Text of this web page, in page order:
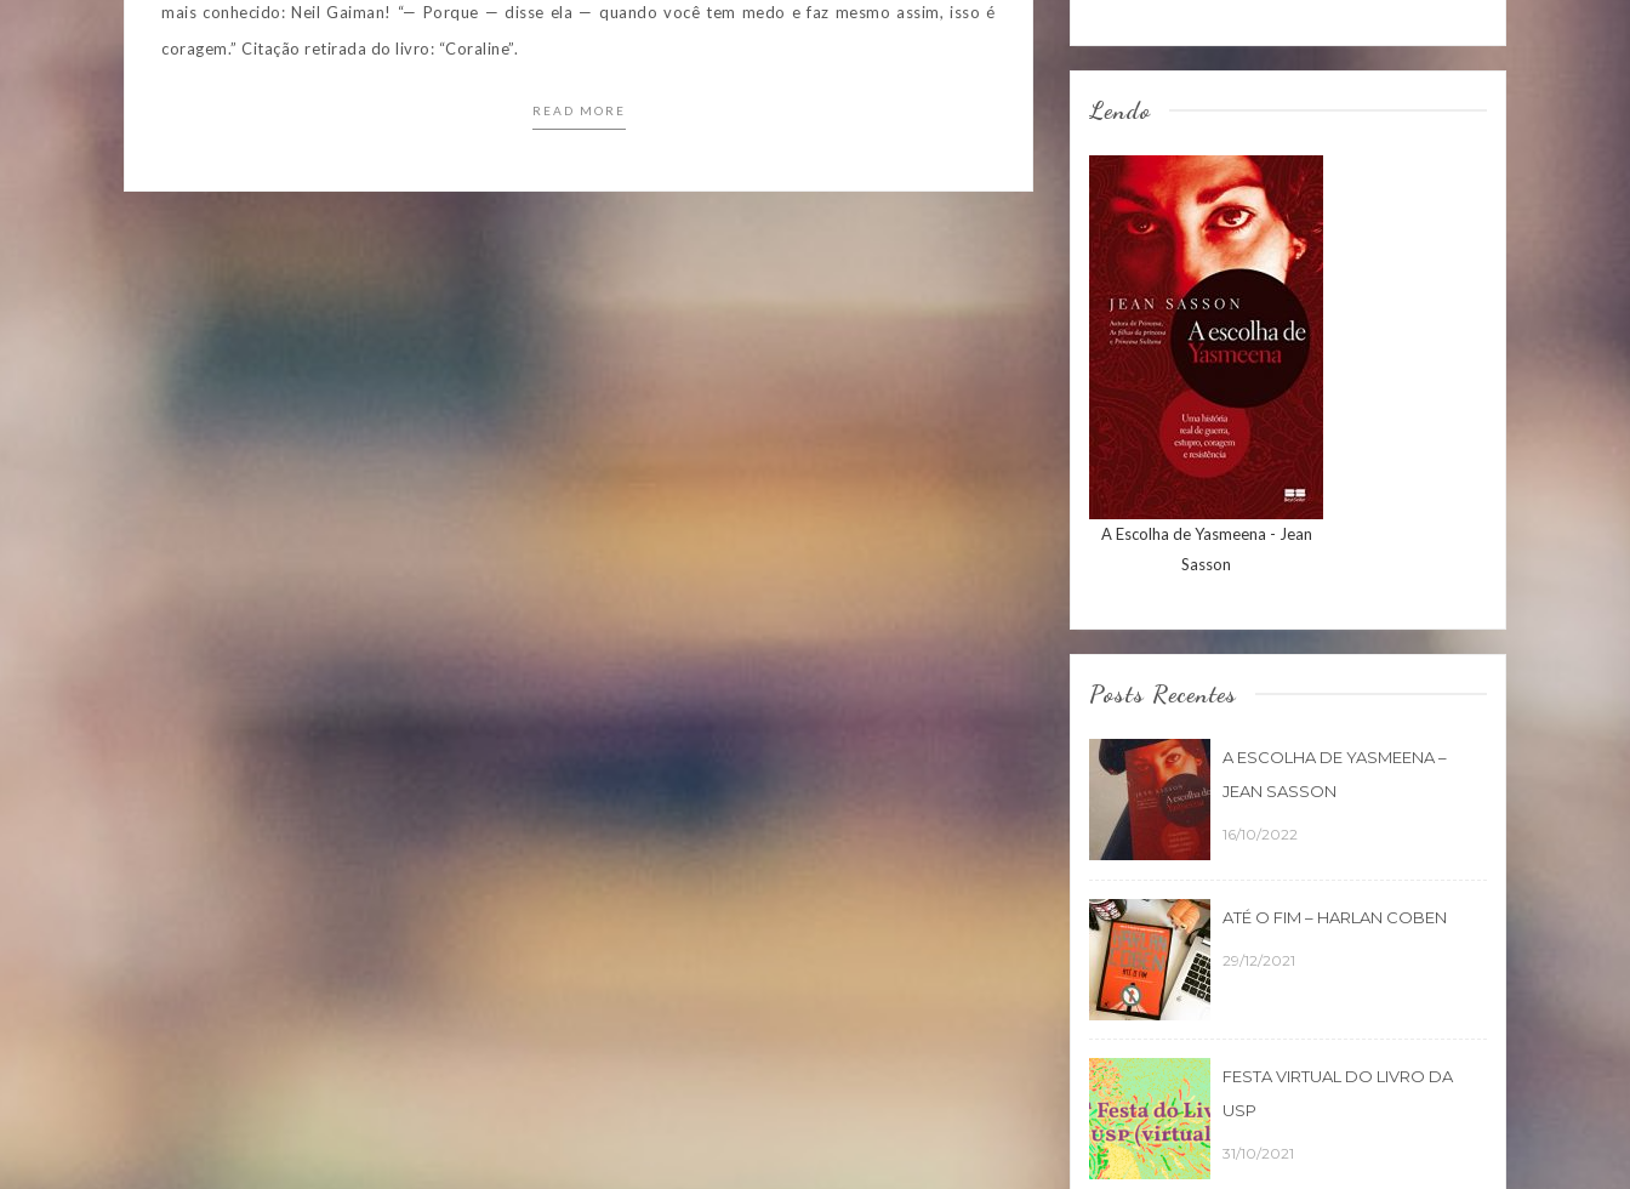
mais conhecido: Neil Gaiman! “— Porque — disse ela — quando você tem medo e faz mesmo assim, isso é
coragem.” Citação retirada do livro: “Coraline”.
READ MORE Lendo
A Escolha de Yasmeena - Jean
Sasson
Posts Recentes
A ESCOLHA DE YASMEENA –
JEAN SASSON
16/10/2022
ATÉ O FIM – HARLAN COBEN
29/12/2021
FESTA VIRTUAL DO LIVRO DA
USP
31/10/2021